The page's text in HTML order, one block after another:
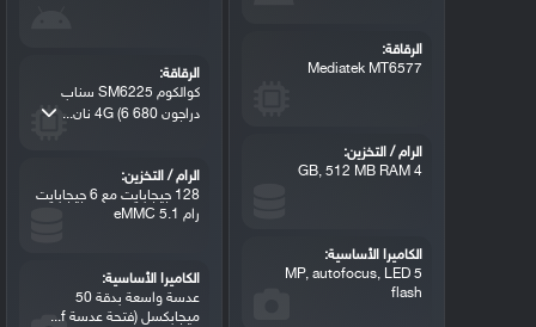
الرقاقة:
Mediatek MT6577
الرام / التخزين:
4 GB, 512 MB RAM
الكاميرا الأساسية:
5 MP, autofocus, LED
flash
الرقاقة:
كوالكوم SM6225 سناب
دراجون 680 4G (6 نان...
الرام / التخزين:
128 جيجابايت مع 6 جيجابايت
رام eMMC 5.1
الكاميرا الأساسية:
عدسة واسعة بدقة 50
ميجابكسل (فتحة عدسة f...